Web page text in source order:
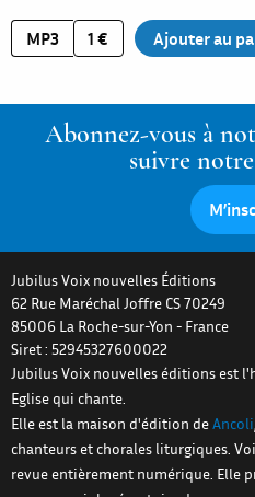
MP3 1 €
Abonnez-vous à
suivre
Jubilus Voix nouvelles Éditions
62 Rue Maréchal Joffre CS 70249
85006 La Roche-sur-Yon - France
Siret : 52945327600022
Jubilus Voix nouvelles éditions est
Eglise qui chante.
Elle est la maison d'édition deAncoli
chanteurs et chorales liturgiques.
revue entièrement numérique. Elle